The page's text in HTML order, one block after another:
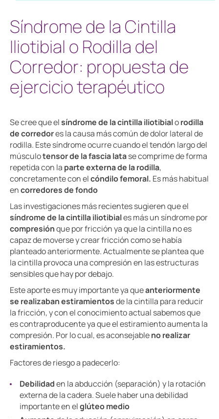
Síndrome de la Cintilla
Iliotibial o Rodilla del
Corredor: propuesta de
ejercicio terapéutico
Se cree que elsíndrome de la cintilla iliotibialorodilla
de corredores la causa más común de dolor lateral de
rodilla. Este síndrome ocurre cuando el tendón largo del
músculotensor de la fascia latase comprime de forma
repetida con la parte externa de la rodilla,
concretamente con elcóndilo femoral. Es más habitual
encorredores de fondo
Las investigaciones más recientes sugieren que el
síndrome de la cintilla iliotibiales más un síndrome por
compresiónque por fricción ya que la cintilla no es
capaz de moverse y crear fricción como se había
planteado anteriormente. Actualmente se plantea que
la cintilla provoca una compresión en las estructuras
sensibles que hay por debajo.
Este aporte es muy importante ya queanteriormente
se realizaban estiramientosde la cintilla para reducir
la fricción, y con el conocimiento actual sabemos que
es contraproducente ya que el estiramiento aumenta la
compresión. Por lo cual, es aconsejableno realizar
estiramientos.
Factores de riesgo a padecerlo:
Debilidaden la abducción (separación) y la rotación
externa de la cadera. Suele haber una debilidad
importante en elglúteo medio